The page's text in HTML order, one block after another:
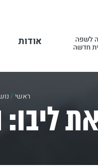
אודות
ראשי/
את